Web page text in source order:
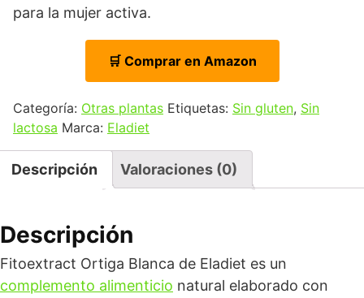
para la mujer activa.
🛒 Comprar en Amazon
Categoría: Otras plantas Etiquetas: Sin gluten, Sin
lactosa Marca: Eladiet
Descripción Valoraciones (0)
Descripción
Fitoextract Ortiga Blanca de Eladiet es un
complemento alimenticio natural elaborado con